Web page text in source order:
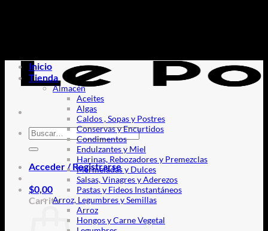
Buscar
por:
Acceder / Registrarse
$0,00
Carrito
Inicio
Tienda
Almacén
Aceites
Algas
Caldos , Sopas y Postres
Conservas y Encurtidos
Condimentos
Endulzantes y Miel
Harinas, Rebozadores y Premezclas
Mermeladas y Dulces
Salsas, Vinagres y Aderezos
Pastas y Fideos Instantáneos
Arroz, Legumbres y Semillas
Arroz
Hongos y Carne Vegetal